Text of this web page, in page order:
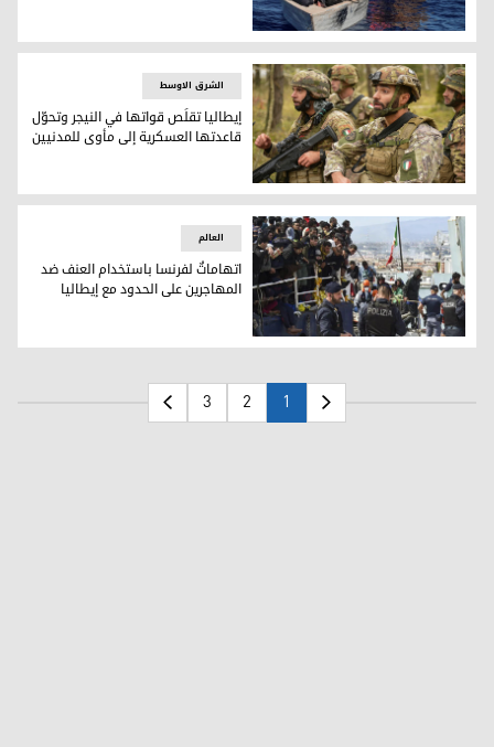
مهاجرون على الشواطئ الإيطالية على متن قوارب صيد (رويترز)
جنود إيطاليون (تعبيرية)
الشرق الاوسط
إيطاليا تقلَص قواتها في النيجر وتحوّل
قاعدتها العسكرية إلى مأوى للمدنيين
مهاجرون في ميناء إيطالي (أرشيف فرانس برس)
العالم
اتهاماتٌ لفرنسا باستخدام العنف ضد
المهاجرين على الحدود مع إيطاليا
1
2
3